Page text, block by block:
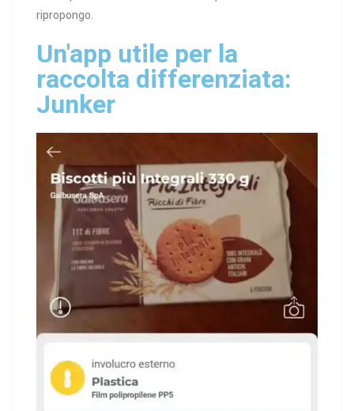
ripropongo.
Un'app utile per la
raccolta differenziata:
Junker